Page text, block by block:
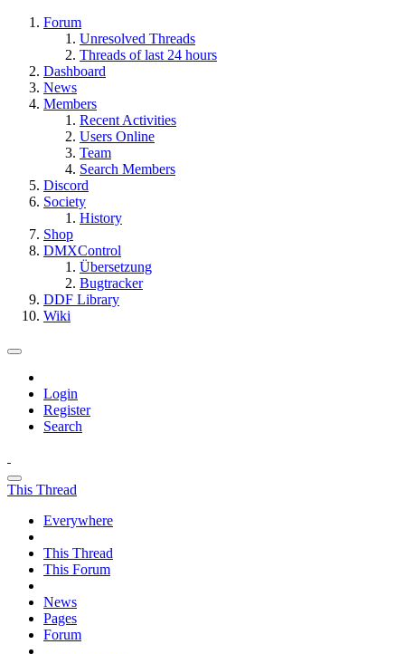
Forum
Unresolved Threads
Threads of last 24 hours
Dashboard
News
Members
Recent Activities
Users Online
Team
Search Members
Discord
Society
History
Shop
DMXControl
Übersetzung
Bugtracker
DDF Library
Wiki
Login
Register
Search
This Thread
Everywhere
This Thread
This Forum
News
Pages
Forum